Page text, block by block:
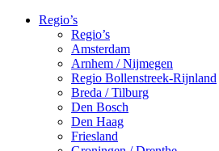
Regio’s
Regio’s
Amsterdam
Arnhem / Nijmegen
Regio Bollenstreek-Rijnland
Breda / Tilburg
Den Bosch
Den Haag
Friesland